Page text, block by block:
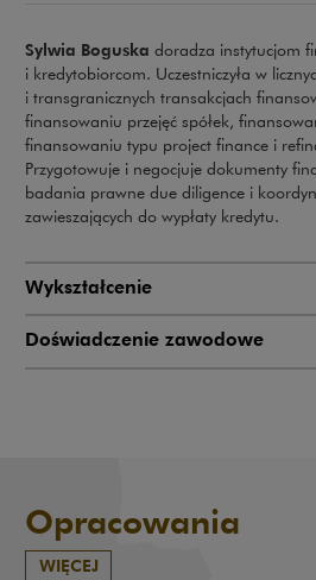
Sylwia Boguska doradza instytucjom
i kredytobiorcom. Uczestniczyła w
i transgranicznych transakcjach
finansowaniu przejęć spółek,
finansowaniu typu project finance i
Przygotowuje i negocjuje dokumenty
badania prawne due diligence i
zawieszających do wypłaty kredytu.
Wykształcenie
Doświadczenie zawodowe
Opracowania
WIĘCEJ